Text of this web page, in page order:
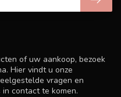
of uw aankoop, bezoek
Hier vindt u onze
vragen en
contact te komen.